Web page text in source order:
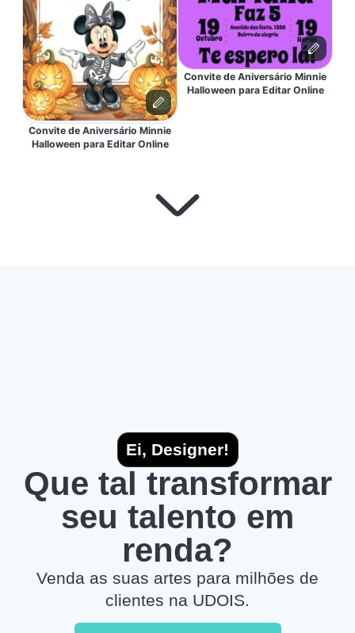
Convite de Aniversário Minnie
Halloween para Editar Online
Convite de Aniversário Minnie
Halloween para Editar Online
Ei, Designer!
Que tal transformar
seu talento em
renda?
Venda as suas artes para milhões de
clientes na UDOIS.